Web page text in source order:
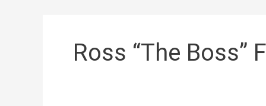
Ross “The Boss”